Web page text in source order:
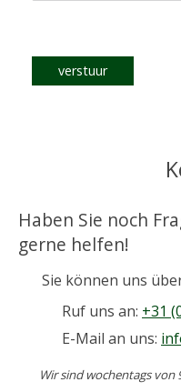
verstuur
Haben Sie noch
gerne helfen!
Sie können uns
Ruf uns an: +31
E-Mail an uns:
Wir sind wochentags